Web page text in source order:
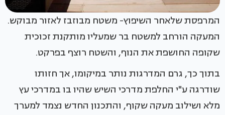
המרפסת שלאחר השיפוץ- משטח מבוזבז לאזור מבוקש.
המעקה הורחב למשטח בר שמעליו מותקנת זכוכית
שקופה החושפת את הנוף, והשטח רוצף בפרקט.
בתוך כך, גרם המדרגות נותר במיקומו, אך חזותו
שודרגה ע"י החלפת מדרכי השיש שהיו בו במדרכי עץ
מלא ושילוב מעקה שקוף, והתכנון החדש נצמד למערך